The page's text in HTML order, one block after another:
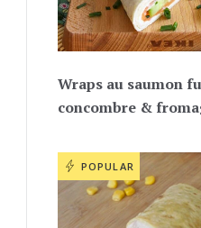
Wraps au saumon
concombre &
POPULAR